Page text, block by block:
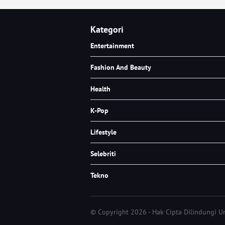
Kategori
Entertainment
Fashion And Beauty
Health
K-Pop
Lifestyle
Selebriti
Tekno
© Copyright 2026 - Hak Cipta Dilindungi